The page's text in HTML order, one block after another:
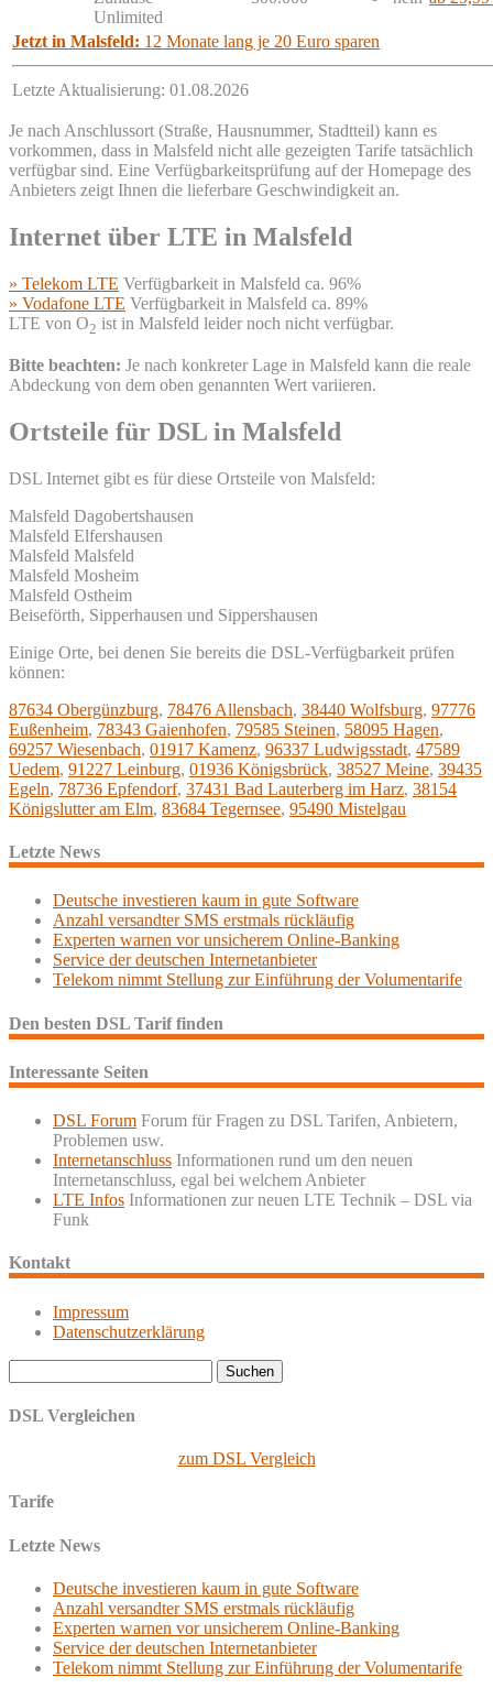
Unlimited
Jetzt in Malsfeld: 12 Monate lang je 20 Euro sparen
Letzte Aktualisierung: 01.08.2026
Je nach Anschlussort (Straße, Hausnummer, Stadtteil) kann es
vorkommen, dass in Malsfeld nicht alle gezeigten Tarife tatsächlich
verfügbar sind. Eine Verfügbarkeitsprüfung auf der Homepage des
Anbieters zeigt Ihnen die lieferbare Geschwindigkeit an.
Internet über LTE in Malsfeld
» Telekom LTE Verfügbarkeit in Malsfeld ca. 96%
» Vodafone LTE Verfügbarkeit in Malsfeld ca. 89%
LTE von O2 ist in Malsfeld leider noch nicht verfügbar.
Bitte beachten: Je nach konkreter Lage in Malsfeld kann die reale
Abdeckung von dem oben genannten Wert variieren.
Ortsteile für DSL in Malsfeld
DSL Internet gibt es für diese Ortsteile von Malsfeld:
Malsfeld Dagobertshausen
Malsfeld Elfershausen
Malsfeld Malsfeld
Malsfeld Mosheim
Malsfeld Ostheim
Beiseförth, Sipperhausen und Sippershausen
Einige Orte, bei denen Sie bereits die DSL-Verfügbarkeit prüfen
können:
87634 Obergünzburg, 78476 Allensbach, 38440 Wolfsburg, 97776
Eußenheim, 78343 Gaienhofen, 79585 Steinen, 58095 Hagen,
69257 Wiesenbach, 01917 Kamenz, 96337 Ludwigsstadt, 47589
Uedem, 91227 Leinburg, 01936 Königsbrück, 38527 Meine, 39435
Egeln, 78736 Epfendorf, 37431 Bad Lauterberg im Harz, 38154
Königslutter am Elm, 83684 Tegernsee, 95490 Mistelgau
Letzte News
Deutsche investieren kaum in gute Software
Anzahl versandter SMS erstmals rückläufig
Experten warnen vor unsicherem Online-Banking
Service der deutschen Internetanbieter
Telekom nimmt Stellung zur Einführung der Volumentarife
Den besten DSL Tarif finden
Interessante Seiten
DSL Forum Forum für Fragen zu DSL Tarifen, Anbietern,
Problemen usw.
Internetanschluss Informationen rund um den neuen
Internetanschluss, egal bei welchem Anbieter
LTE Infos Informationen zur neuen LTE Technik – DSL via
Funk
Kontakt
Impressum
Datenschutzerklärung
nach:
DSL Vergleichen
zum DSL Vergleich
Tarife
Letzte News
Deutsche investieren kaum in gute Software
Anzahl versandter SMS erstmals rückläufig
Experten warnen vor unsicherem Online-Banking
Service der deutschen Internetanbieter
Telekom nimmt Stellung zur Einführung der Volumentarife